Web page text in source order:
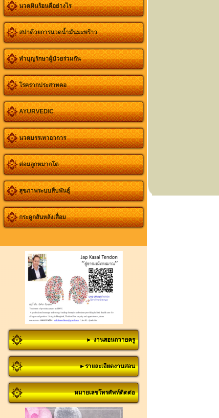
นวดหินร้อนดีอย่างไร
สปาด้วยการนวดน้ำมันมะพร้าว
ทำบุญรักษาผู้ป่วยร่วมกัน
โรครากประสาทคอ
AYURVEDIC
นวดบรรเทาอาการ
ต่อมลูกหมากโต
สุขภาพระบบสืบพันธุ์
กระดูกสันหลังเสื่อม
► งานสอนถวายครู
►รายละเอียดงานสอน
หมายเลขโทรศัพท์ติดต่อ